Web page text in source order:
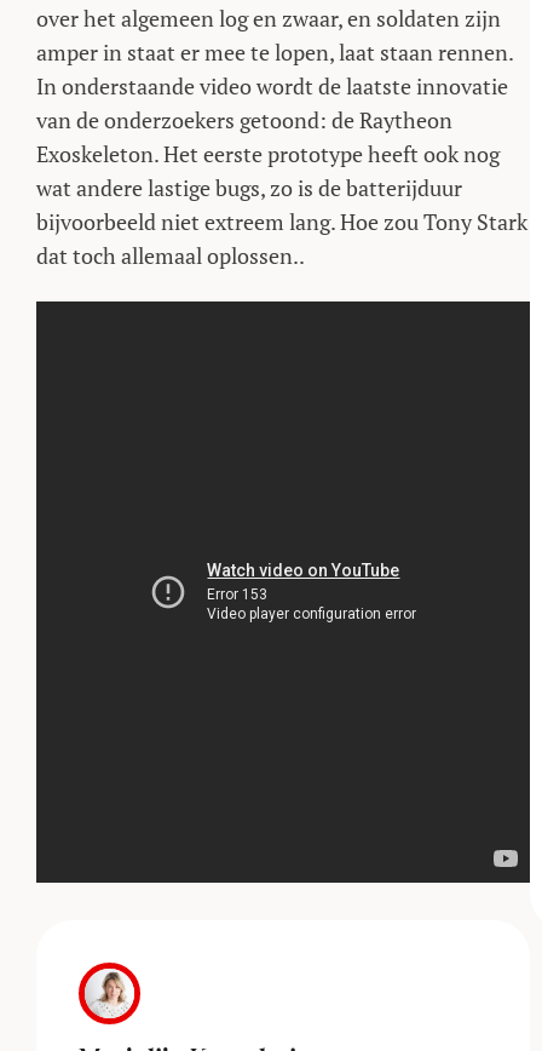
over het algemeen log en zwaar, en soldaten zijn
amper in staat er mee te lopen, laat staan rennen.
In onderstaande video wordt de laatste innovatie
van de onderzoekers getoond: de Raytheon
Exoskeleton. Het eerste prototype heeft ook nog
wat andere lastige bugs, zo is de batterijduur
bijvoorbeeld niet extreem lang. Hoe zou Tony Stark
dat toch allemaal oplossen..